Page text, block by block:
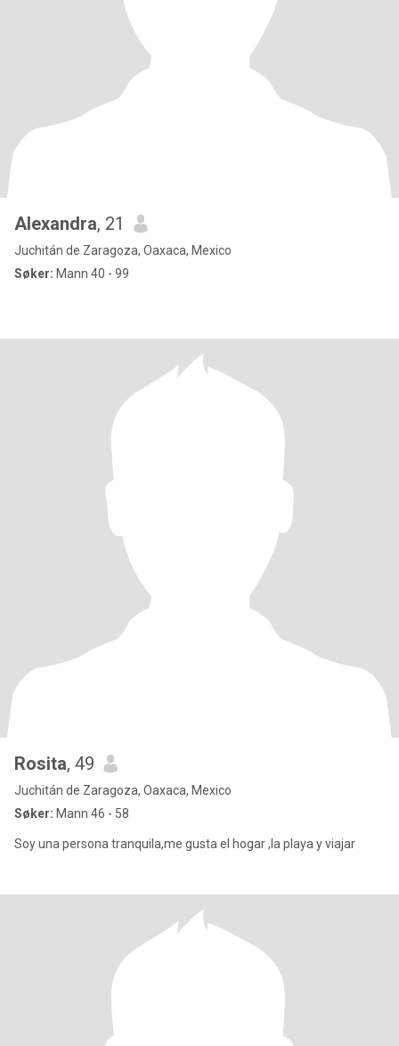
Alexandra, 21
Juchitán de Zaragoza, Oaxaca, Mexico
Søker: Mann 40 - 99
Rosita, 49
Juchitán de Zaragoza, Oaxaca, Mexico
Søker: Mann 46 - 58
Soy una persona tranquila,me gusta el hogar ,la playa y viajar